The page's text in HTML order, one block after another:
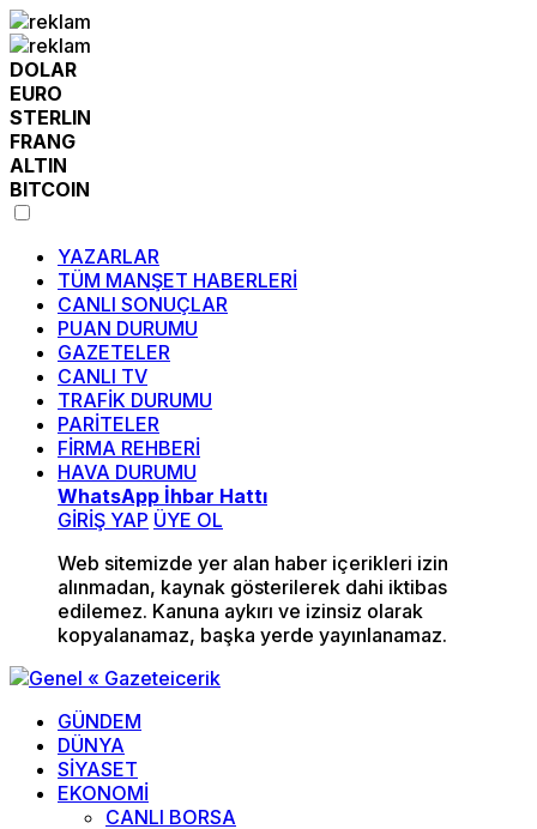
DOLAR
EURO
STERLIN
FRANG
ALTIN
BITCOIN
YAZARLAR
TÜM MANŞET HABERLERİ
CANLI SONUÇLAR
PUAN DURUMU
GAZETELER
CANLI TV
TRAFİK DURUMU
PARİTELER
FİRMA REHBERİ
HAVA DURUMU
WhatsApp İhbar Hattı
GİRİŞ YAP ÜYE OL
Web sitemizde yer alan haber içerikleri izin
alınmadan, kaynak gösterilerek dahi iktibas
edilemez. Kanuna aykırı ve izinsiz olarak
kopyalanamaz, başka yerde yayınlanamaz.
GÜNDEM
DÜNYA
SİYASET
EKONOMİ
CANLI BORSA